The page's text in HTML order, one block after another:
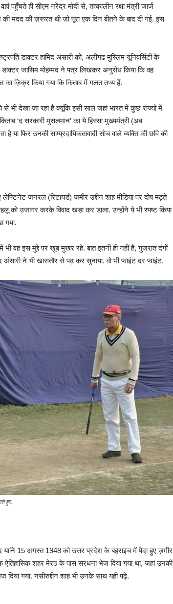
पहुँचते ही सीएम नरेंद्र मोदी से, तत्कालीन रक्षा मंत्री जार्ज
की मदद की ज़रूरत थी जो पूरा एक दिन बीतने के बाद दी गई. इस
डाक्टर हामिद अंसारी को, अलीगढ मुस्लिम यूनिवर्सिटी के
जासिम मोहम्मद ने पत्र लिखकर अनुरोध किया कि वह
का ज़िक्र किया गया कि किताब में गलत तथ्य हैं.
भी देखा जा रहा है क्यूंकि इसी साल जहां भारत में कुछ राज्यों में
‘द सरकारी मुसलमान’ का ये हिस्सा मुख्यमंत्री (अब
या फिर उनकी साम्प्रदायिकतावादी सोच वाले व्यक्ति की छवि की
जनरल (रिटायर्ड) ज़मीर उद्दीन शाह मीडिया पर दोष मढ़ते
को उजागर करके विवाद खड़ा कर डाला. उन्होंने ये भी स्पष्ट किया
गया.
वह इस मुद्दे पर खूब मुखर रहे. बात इतनी ही नहीं है, गुजरात दंगों
ने भी खासतौर से पढ़ कर सुनाया. वो भी प्वाइंट दर प्वाइंट.
हुए.
15 अगस्त 1948 को उत्तर प्रदेश के बहराइच में पैदा हुए ज़मीर
शहर मेरठ के पास सरधना भेज दिया गया था, जहां उनकी
गया. नसीरुद्दीन शाह भी उनके साथ यहीं पढ़े.